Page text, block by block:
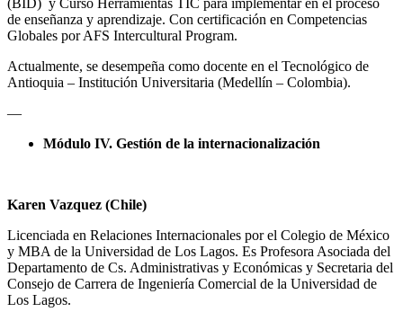
(BID) y Curso Herramientas TIC para implementar en el proceso
de enseñanza y aprendizaje. Con certificación en Competencias
Globales por AFS Intercultural Program.
Actualmente, se desempeña como docente en el Tecnológico de
Antioquia – Institución Universitaria (Medellín – Colombia).
—
Módulo IV. Gestión de la internacionalización
Karen Vazquez (Chile)
Licenciada en Relaciones Internacionales por el Colegio de México
y MBA de la Universidad de Los Lagos. Es Profesora Asociada del
Departamento de Cs. Administrativas y Económicas y Secretaria del
Consejo de Carrera de Ingeniería Comercial de la Universidad de
Los Lagos.